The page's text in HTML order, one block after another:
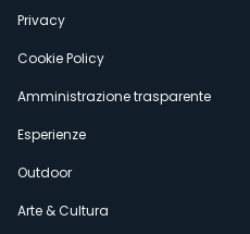
Privacy
Cookie Policy
Amministrazione trasparente
Esperienze
Outdoor
Arte & Cultura